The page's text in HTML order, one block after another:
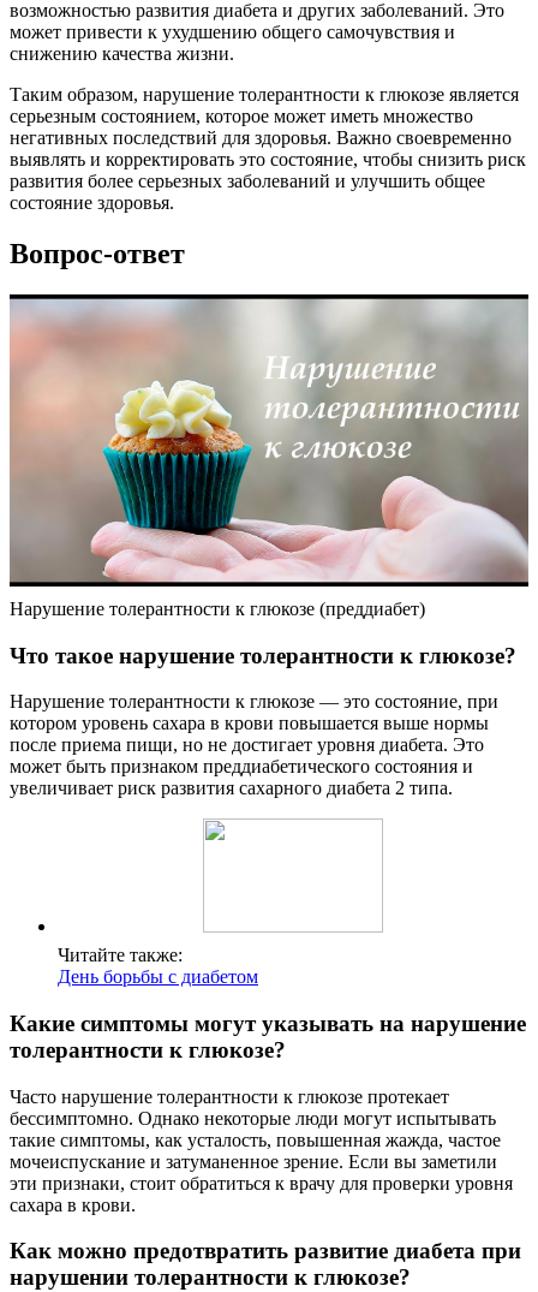
возможностью развития диабета и других заболеваний. Это
может привести к ухудшению общего самочувствия и
снижению качества жизни.
Таким образом, нарушение толерантности к глюкозе является
серьезным состоянием, которое может иметь множество
негативных последствий для здоровья. Важно своевременно
выявлять и корректировать это состояние, чтобы снизить риск
развития более серьезных заболеваний и улучшить общее
состояние здоровья.
Вопрос-ответ
Нарушение толерантности к глюкозе (преддиабет)
Что такое нарушение толерантности к глюкозе?
Нарушение толерантности к глюкозе — это состояние, при
котором уровень сахара в крови повышается выше нормы
после приема пищи, но не достигает уровня диабета. Это
может быть признаком преддиабетического состояния и
увеличивает риск развития сахарного диабета 2 типа.
Читайте также:
День борьбы с диабетом
Какие симптомы могут указывать на нарушение
толерантности к глюкозе?
Часто нарушение толерантности к глюкозе протекает
бессимптомно. Однако некоторые люди могут испытывать
такие симптомы, как усталость, повышенная жажда, частое
мочеиспускание и затуманенное зрение. Если вы заметили
эти признаки, стоит обратиться к врачу для проверки уровня
сахара в крови.
Как можно предотвратить развитие диабета при
нарушении толерантности к глюкозе?